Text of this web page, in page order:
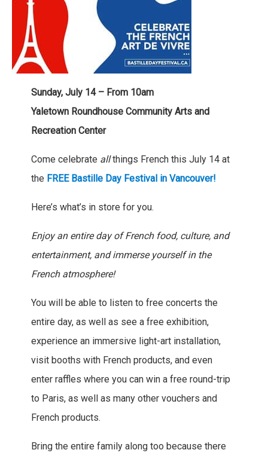
Sunday, July 14 – From 10am
Yaletown Roundhouse Community Arts and
Recreation Center
Come celebrate allthings French this July 14 at
the FREE Bastille Day Festival in Vancouver!
Here’s what’s in store for you.
Enjoy an entire day of French food, culture, and
entertainment, and immerse yourself in the
French atmosphere!
You will be able to listen to free concerts the
entire day, as well as see a free exhibition,
experience an immersive light-art installation,
visit booths with French products, and even
enter raffles where you can win a free round-trip
to Paris, as well as many other vouchers and
French products.
Bring the entire family along too because there